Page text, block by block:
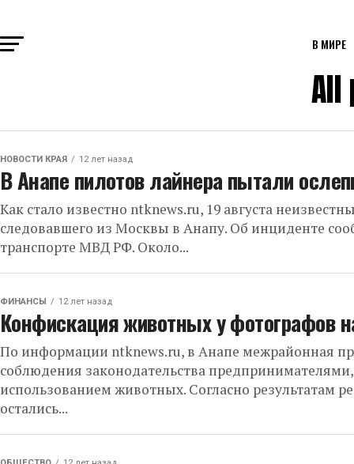
В МИРЕ
НОВОСТИ КРАЯ 12 лет назад
В Анапе пилотов лайнера пытали
Как стало известно ntknews.ru, 19 августа
следовавшего из Москвы в Анапу. Об инциденте
транспорте МВД РФ. Около...
ФИНАНСЫ 12 лет назад
Конфискация животных у фотографов
По информации ntknews.ru, в Анапе межрайонная
соблюдения законодательства
использованием животных. Согласно результатам
остались...